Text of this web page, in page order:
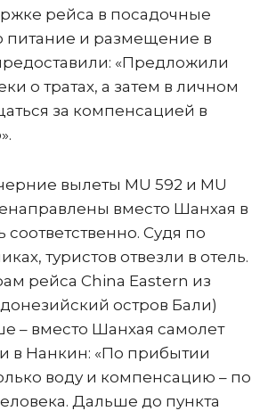
рейса в посадочные
питание и размещение в
«Предложили
о тратах, а затем в личном
за компенсацией в
вылеты MU 592 и MU
вместо Шанхая в
Судя по
туристов отвезли в отель.
рейса China Eastern из
остров Бали)
– вместо Шанхая самолет
в Нанкин: «По прибытии
воду и компенсацию – по
Дальше до пункта